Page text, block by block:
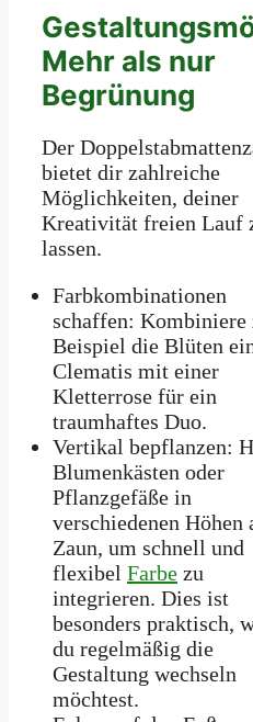
Mehr als nur
Begrünung
Der
bietet dir zahlreiche
Möglichkeiten, deiner
Kreativität freien Lauf
lassen.
Farbkombinationen
schaffen: Kombiniere
Beispiel die Blüten
Clematis mit einer
Kletterrose für ein
traumhaftes Duo.
Vertikal bepflanzen:
Blumenkästen oder
Pflanzgefäße in
verschiedenen Höhen
Zaun, um schnell und
flexibel Farbe zu
integrieren. Dies ist
besonders praktisch,
du regelmäßig die
Gestaltung wechseln
möchtest.